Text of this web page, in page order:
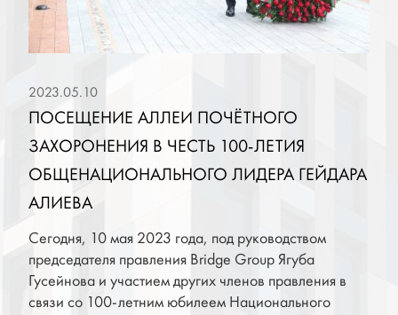
2023.05.10
ПОСЕЩЕНИЕ АЛЛЕИ ПОЧЁТНОГО
ЗАХОРОНЕНИЯ В ЧЕСТЬ 100-ЛЕТИЯ
ОБЩЕНАЦИОНАЛЬНОГО ЛИДЕРА ГЕЙДАРА
АЛИЕВА
Сегодня, 10 мая 2023 года, под руководством
председателя правления Bridge Group Ягуба
Гусейнова и участием других членов правления в
связи со 100-летним юбилеем Национального